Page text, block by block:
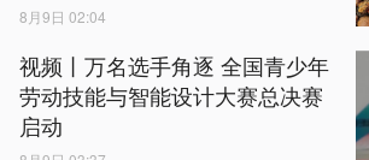
8月9日 02:04
视频丨万名选手角逐 全国青少年
劳动技能与智能设计大赛总决赛
启动